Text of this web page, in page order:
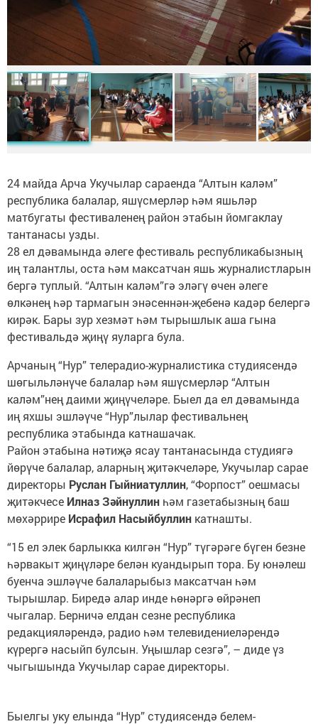
24 майда Арча Укучылар сараенда “Алтын каләм”
республика балалар, яшүсмерләр һәм яшьләр
матбугаты фестиваленең район этабын йомгаклау
тантанасы узды.
28 ел дәвамында әлеге фестиваль республикабызның
иң талантлы, оста һәм максатчан яшь журналистларын
бергә туплый. “Алтын каләм”гә эләгү өчен әлеге
өлкәнең һәр тармагын энәсеннән-җебенә кадәр белергә
кирәк. Бары зур хезмәт һәм тырышлык аша гына
фестивальдә җиңү яуларга була.
Арчаның “Нур” телерадио-журналистика студиясендә
шөгыльләнүче балалар һәм яшүсмерләр “Алтын
каләм”нең даими җиңүчеләре. Быел да ел дәвамында
иң яхшы эшләүче “Нур”лылар фестивальнең
республика этабында катнашачак.
Район этабына нәтиҗә ясау тантанасында студиягә
йөрүче балалар, аларның җитәкчеләре, Укучылар сарае
директоры Руслан Гыйниатуллин, “Форпост” оешмасы
җитәкчесе Илназ Зәйнуллин һәм газетабызның баш
мөхәррире Исрафил Насыйбуллин катнашты.
“15 ел элек барлыкка килгән “Нур” түгәрәге бүген безне
һәрвакыт җиңүләре белән куандырып тора. Бу юнәлеш
буенча эшләүче балаларыбыз максатчан һәм
тырышлар. Биредә алар инде һөнәргә өйрәнеп
чыгалар. Берничә елдан сезне республика
редакцияләрендә, радио һәм телевидениеләрендә
күрергә насыйп булсын. Уңышлар сезгә”, – диде үз
чыгышында Укучылар сарае директоры.
Быелгы уку елында “Нур” студиясендә белем-